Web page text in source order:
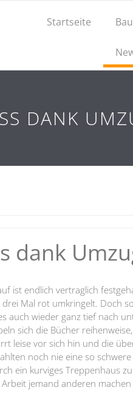
Startseite
DANK
dank
ist endlich vertraglich
Mal rot umkringelt. Doch
auch wieder ganz tief nach
sich die Bücher
leise vor sich hin und die
noch nie eine so
ein kurviges Treppenhaus
jemand anderen machen